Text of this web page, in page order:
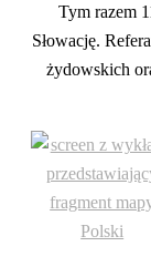
Tym razem
Słowację.
żydowskich